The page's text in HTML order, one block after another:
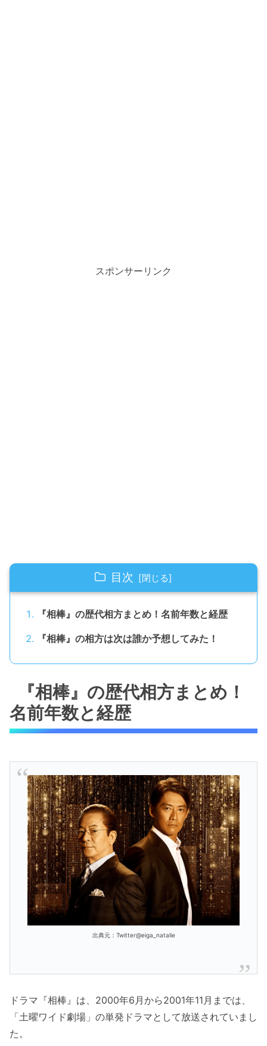
スポンサーリンク
目次
『相棒』の歴代相方まとめ！名前年数と経歴
『相棒』の相方は次は誰か予想してみた！
『相棒』の歴代相方まとめ！
名前年数と経歴
出典元：Twitter@eiga_natalie
ドラマ『相棒』は、2000年6月から2001年11月までは、
「土曜ワイド劇場」の単発ドラマとして放送されていまし
た。